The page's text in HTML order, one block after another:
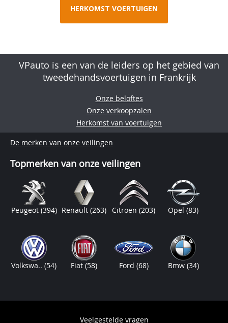
HERKOMST VOERTUIGEN
VPauto is een van de leiders op het gebied van
tweedehandsvoertuigen in Frankrijk
Onze beloftes
Onze verkoopzalen
Herkomst van voertuigen
De merken van onze veilingen
Topmerken van onze veilingen
Peugeot (394) Renault (263) Citroen(203) Opel(83)
Volkswa..(54) Fiat (58) Ford (68) Bmw (34)
Veelgestelde vragen